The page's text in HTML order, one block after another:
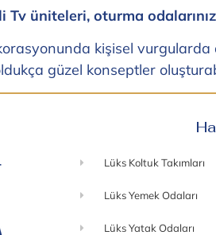
Tv üniteleri, oturma
kişisel vurgularda
güzel konseptler
Lüks Koltuk Takımları
Lüks Yemek Odaları
Lüks Yatak Odaları